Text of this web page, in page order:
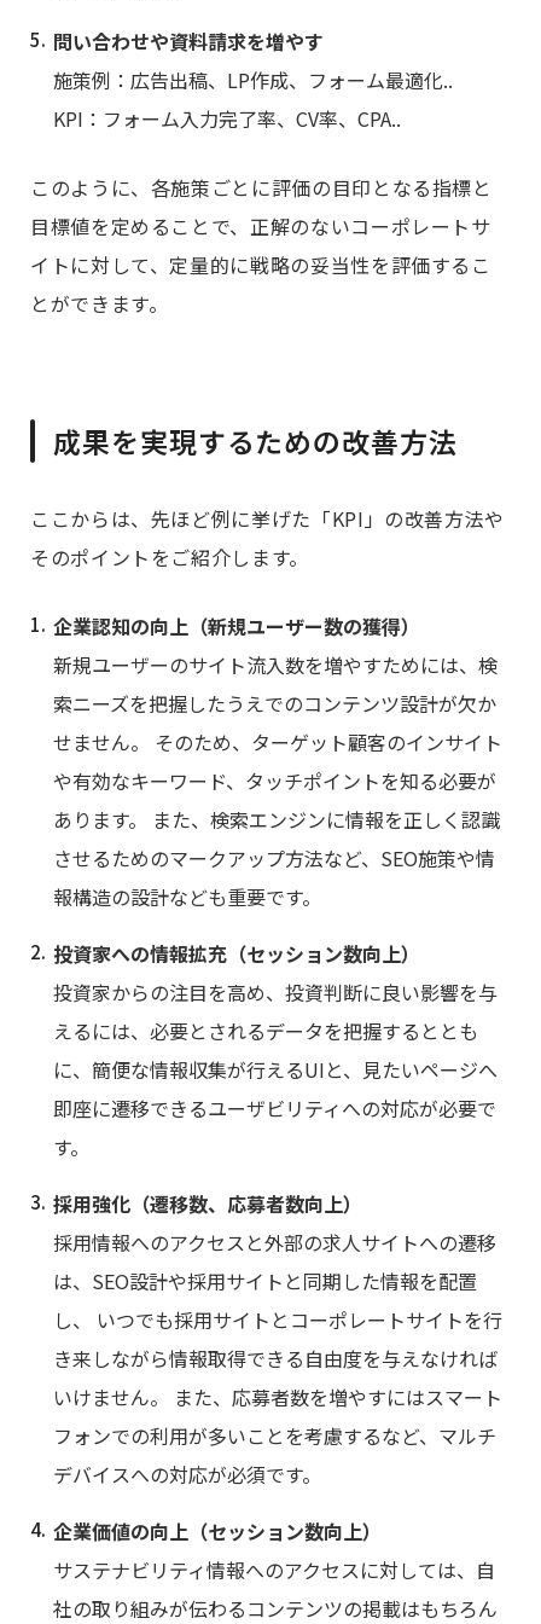
問い合わせや資料請求を増やす
施策例：広告出稿、LP作成、フォーム最適化..
KPI：フォーム入力完了率、CV率、CPA..
このように、各施策ごとに評価の目印となる指標と
目標値を定めることで、正解のないコーポレートサ
イトに対して、定量的に戦略の妥当性を評価するこ
とができます。
成果を実現するための改善方法
ここからは、先ほど例に挙げた「KPI」の改善方法や
そのポイントをご紹介します。
企業認知の向上（新規ユーザー数の獲得）
新規ユーザーのサイト流入数を増やすためには、検
索ニーズを把握したうえでのコンテンツ設計が欠か
せません。 そのため、ターゲット顧客のインサイト
や有効なキーワード、タッチポイントを知る必要が
あります。 また、検索エンジンに情報を正しく認識
させるためのマークアップ方法など、SEO施策や情
報構造の設計なども重要です。
投資家への情報拡充（セッション数向上）
投資家からの注目を高め、投資判断に良い影響を与
えるには、必要とされるデータを把握するととも
に、簡便な情報収集が行えるUIと、見たいページへ
即座に遷移できるユーザビリティへの対応が必要で
す。
採用強化（遷移数、応募者数向上）
採用情報へのアクセスと外部の求人サイトへの遷移
は、SEO設計や採用サイトと同期した情報を配置
し、 いつでも採用サイトとコーポレートサイトを行
き来しながら情報取得できる自由度を与えなければ
いけません。 また、応募者数を増やすにはスマート
フォンでの利用が多いことを考慮するなど、マルチ
デバイスへの対応が必須です。
企業価値の向上（セッション数向上）
サステナビリティ情報へのアクセスに対しては、自
社の取り組みが伝わるコンテンツの掲載はもちろん